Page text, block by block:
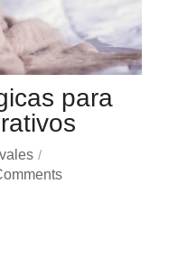
para